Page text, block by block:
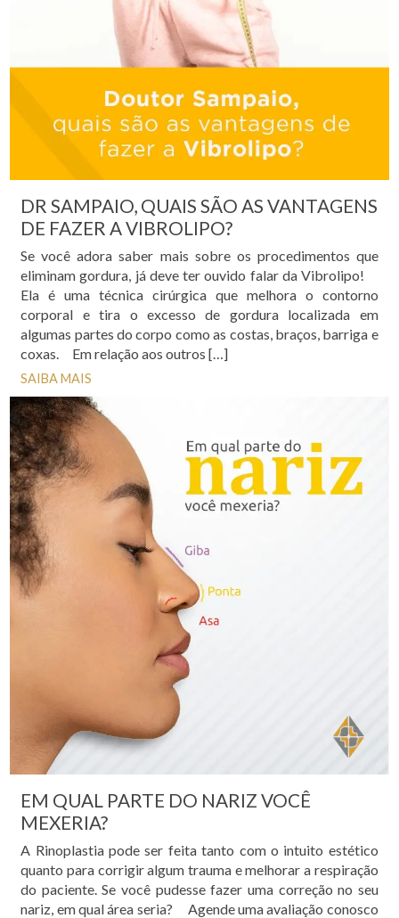
DR SAMPAIO, QUAIS SÃO AS VANTAGENS
DE FAZER A VIBROLIPO?
Se você adora saber mais sobre os procedimentos que
eliminam gordura, já deve ter ouvido falar da Vibrolipo!
Ela é uma técnica cirúrgica que melhora o contorno
corporal e tira o excesso de gordura localizada em
algumas partes do corpo como as costas, braços, barriga e
coxas. Em relação aos outros […]
SAIBA MAIS
EM QUAL PARTE DO NARIZ VOCÊ
MEXERIA?
A Rinoplastia pode ser feita tanto com o intuito estético
quanto para corrigir algum trauma e melhorar a respiração
do paciente. Se você pudesse fazer uma correção no seu
nariz, em qual área seria? Agende uma avaliação conosco